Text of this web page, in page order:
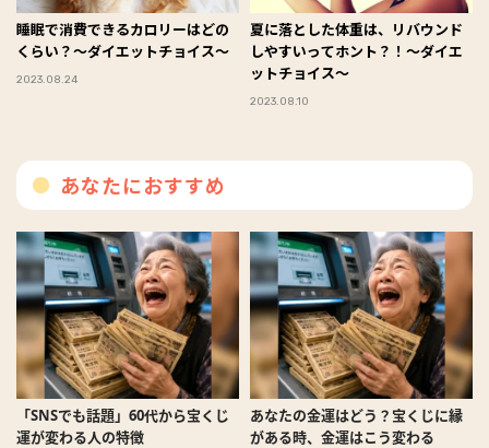
睡眠で消費できるカロリーはどの
くらい？～ダイエットチョイス～
2023.08.24
夏に落とした体重は、リバウンド
しやすいってホント？！～ダイエ
ットチョイス～
2023.08.10
あなたにおすすめ
「SNSでも話題」60代から宝くじ
運が変わる人の特徴
あなたの金運はどう？宝くじに縁
がある時、金運はこう変わる